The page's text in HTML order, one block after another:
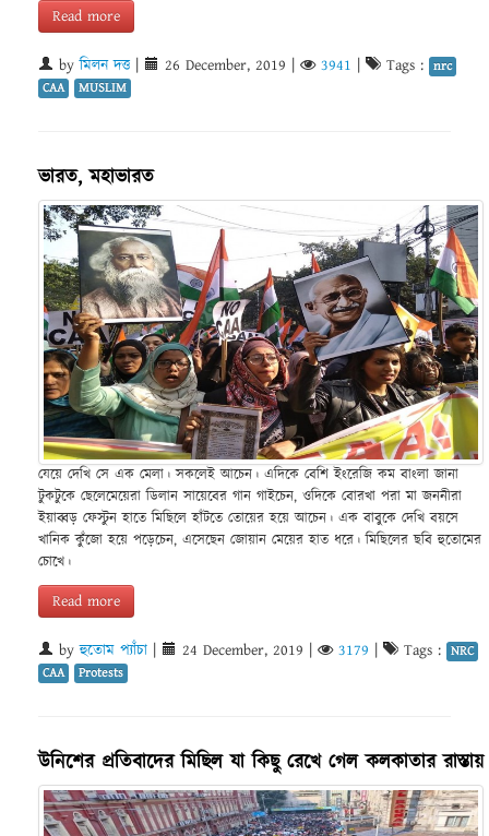
Read more
byমিলন দত্ত| 26 December, 2019 3941 Tags : nrc
CAA
MUSLIM
ভারত, মহাভারত
যেয়ে দেখি সে এক মেলা। সকলেই আচেন। এদিকে বেশি ইংরেজি কম বাংলা জানা
টুকটুকে ছেলেমেয়েরা ডিলান সায়েবের গান গাইচেন, ওদিকে বোরখা পরা মা জননীরা
ইয়াব্বড় ফেস্টুন হাতে মিছিলে হাঁটতে তোয়ের হয়ে আচেন। এক বাবুকে দেখি বয়সে
খানিক কুঁজো হয়ে পড়েচেন, এসেছেন জোয়ান মেয়ের হাত ধরে। মিছিলের ছবি হুতোমের
চোখে।
Read more
byহুতোম প্যাঁচা 24 December, 2019 3179 Tags : NRC
CAA
Protests
উনিশের প্রতিবাদের মিছিল যা কিছু রেখে গেল কলকাতার রাস্তায়